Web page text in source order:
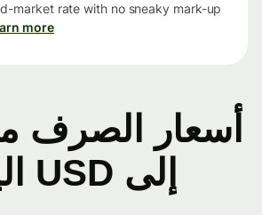
market rate with no sneaky mark-up
Learn more
إلى USD اليوم